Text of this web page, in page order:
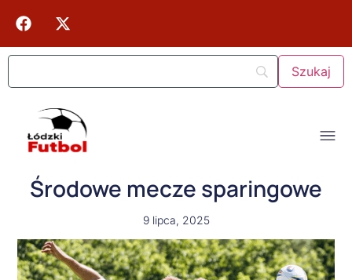
Środowe mecze sparingowe
9 lipca, 2025